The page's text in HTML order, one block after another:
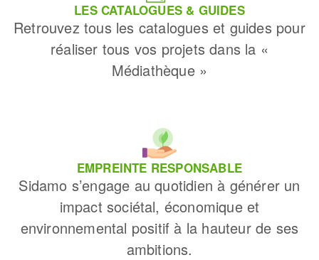
LES CATALOGUES & GUIDES
Retrouvez tous les catalogues et guides pour
réaliser tous vos projets dans la «
Médiathèque »
EMPREINTE RESPONSABLE
Sidamo s’engage au quotidien à générer un
impact sociétal, économique et
environnemental positif à la hauteur de ses
ambitions.